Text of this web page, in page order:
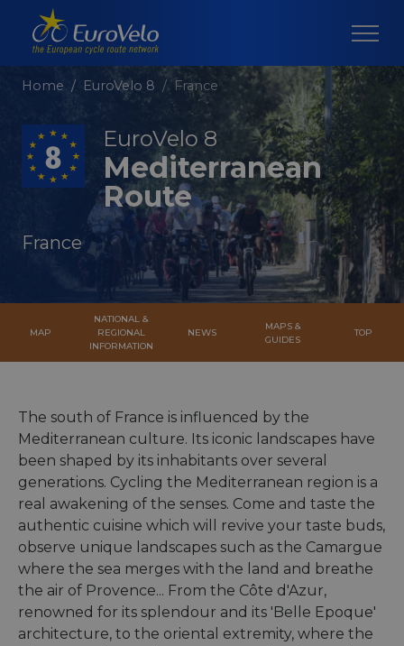
Home EuroVelo 8 France
EuroVelo 8
Mediterranean
Route
France
MAP
NATIONAL &
REGIONAL
INFORMATION
NEWS
MAPS &
GUIDES
TOP
The south of France is influenced by the
Mediterranean culture. Its iconic landscapes have
been shaped by its inhabitants over several
generations. Cycling the Mediterranean region is a
real awakening of the senses. Come and taste the
authentic cuisine which will revive your taste buds,
observe unique landscapes such as the Camargue
where the sea merges with the land and breathe
the air of Provence... From the Côte d'Azur,
renowned for its splendour and its 'Belle Epoque'
architecture, to the oriental extremity, where the